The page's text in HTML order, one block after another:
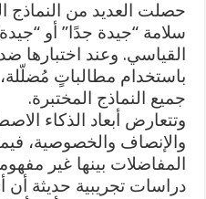
حصلت العديد من النماذج
سلامة “جيدة جدًا” أو
القياسي. وعند اختبارها
باستخدام مطالباتٍ
جميع النماذج المختبرة.
وتتعارض أبعاد الذكاء
والإنصاف والخصوصية، فيما
المفاضلات بينها غير
دراسات تجريبية حديثة أن